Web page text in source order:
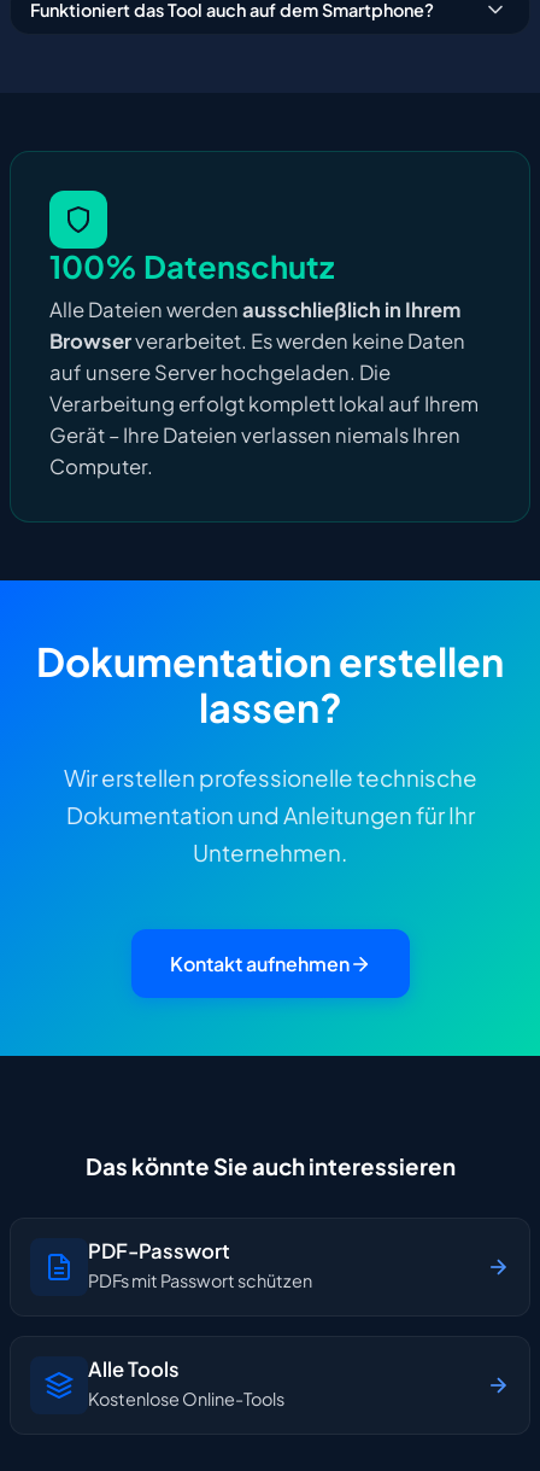
Funktioniert das Tool auch auf dem Smartphone?
100% Datenschutz
Alle Dateien werdenausschließlich in Ihrem
Browserverarbeitet. Es werden keine Daten
auf unsere Server hochgeladen. Die
Verarbeitung erfolgt komplett lokal auf Ihrem
Gerät – Ihre Dateien verlassen niemals Ihren
Computer.
Dokumentation erstellen
lassen?
Wir erstellen professionelle technische
Dokumentation und Anleitungen für Ihr
Unternehmen.
Kontakt aufnehmen
Das könnte Sie auch interessieren
PDF-Passwort
PDFs mit Passwort schützen
Alle Tools
Kostenlose Online-Tools